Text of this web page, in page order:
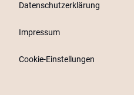
Datenschutzerklärung
Impressum
Cookie-Einstellungen